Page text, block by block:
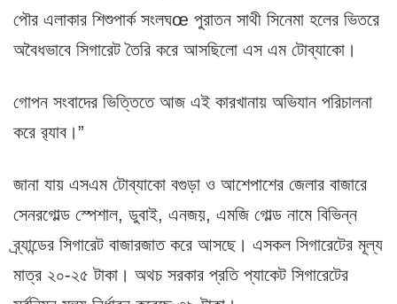
পৌর এলাকার শিশুপার্ক সংলঘœ পুরাতন সাথী সিনেমা হলের ভিতরে
অবৈধভাবে সিগারেট তৈরি করে আসছিলো এস এম টোব্যাকো।
গোপন সংবাদের ভিত্তিতে আজ এই কারখানায় অভিযান পরিচালনা
করে র‌্যাব।”
জানা যায় এসএম টোব্যাকো বগুড়া ও আশেপাশের জেলার বাজারে
সেনরগোল্ড স্পেশাল, ডুবাই, এনজয়, এমজি গোল্ড নামে বিভিন্ন
ব্র্যান্ডের সিগারেট বাজারজাত করে আসছে। এসকল সিগারেটের মূল্য
মাত্র ২০-২৫ টাকা। অথচ সরকার প্রতি প্যাকেট সিগারেটের